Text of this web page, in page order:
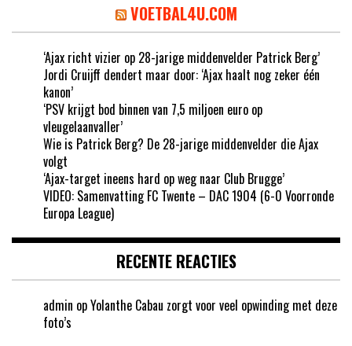
VOETBAL4U.COM
‘Ajax richt vizier op 28-jarige middenvelder Patrick Berg’
Jordi Cruijff dendert maar door: ‘Ajax haalt nog zeker één
kanon’
‘PSV krijgt bod binnen van 7,5 miljoen euro op
vleugelaanvaller’
Wie is Patrick Berg? De 28-jarige middenvelder die Ajax
volgt
‘Ajax-target ineens hard op weg naar Club Brugge’
VIDEO: Samenvatting FC Twente – DAC 1904 (6-0 Voorronde
Europa League)
RECENTE REACTIES
admin opYolanthe Cabau zorgt voor veel opwinding met deze
foto’s